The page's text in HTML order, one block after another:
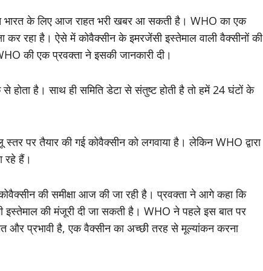
भारत के लिए आज राहत भरी खबर आ सकती है। WHO का एक
कर रहा है। ऐसे में कोवैक्सीन के इमरजेंसी इस्तेमाल वाली वैक्सीनों की
की एक प्रवक्ता ने इसकी जानकारी दी।
है। साथ ही समिति डेटा से संतुष्ट होती है तो हमें 24 घंटों के
पर तैयार की गई कोवैक्सीन को लगवाया है। लेकिन WHO द्वारा
रहे हैं।
की समीक्षा आज की जा रही है। प्रवक्ता ने आगे कहा कि
की मंजूरी दी जा सकती है। WHO ने पहले इस बात पर
और प्रभावी है, एक वैक्सीन का अच्छी तरह से मूल्यांकन करना